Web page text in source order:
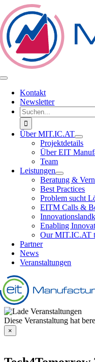
Zum
Inhalt
springen
Toggle
NavigationKontakt
Newsletter
Suche
nach:
Über MIT.IC.AT
Projektdetails
Über EIT
Team
Leistungen
Beratung &
Best Practices
Problem sucht
EITM Calls &
Enabling
Our MIT.IC.AT
Partner
News
Veranstaltungen
Diese Veranstaltung hat
×